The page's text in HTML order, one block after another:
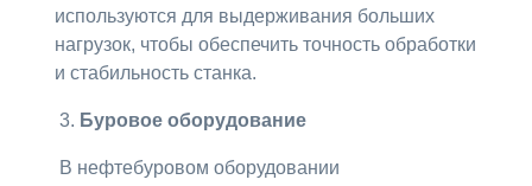
используются для выдерживания больших
нагрузок, чтобы обеспечить точность обработки
и стабильность станка.
3. Буровое оборудование
В нефтебуровом оборудовании